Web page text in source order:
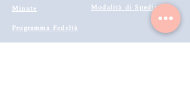
Minute
Programma Fedeltà
Modalità di Spedizione